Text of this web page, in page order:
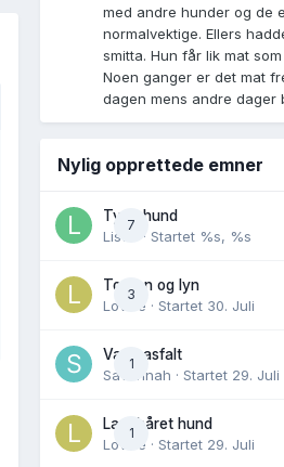
med andre hunder og de
normalvektige. Ellers
smitta. Hun får lik mat
Noen ganger er det mat
dagen mens andre dager
Nylig opprettede emner
7
Tynn hund
Lisen
· Startet %s, %s
3
Torden og lyn
Lovise · Startet 30. Juli
1
Varm asfalt
Savannah · Startet 29. Juli
1
Langhåret hund
Lovise · Startet 29. Juli